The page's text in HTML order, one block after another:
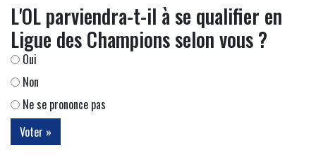
L'OL parviendra-t-il à se qualifier en
Ligue des Champions selon vous ?
Oui
Non
Ne se prononce pas